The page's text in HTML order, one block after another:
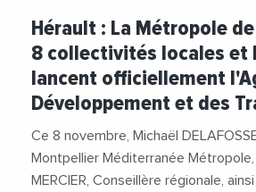
#Decideurs
#Economie
#FrancoisCommeinhes
#JeanFrancoisSoto
#Lunel
Hérault : La Métropole
8 collectivités locales et
lancent officiellement
Développement et des
Ce 8 novembre, Michaël
Montpellier Méditerranée
MERCIER, Conseillère régionale,